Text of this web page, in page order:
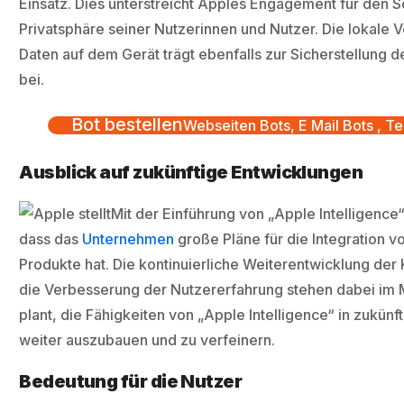
Einsatz. Dies unterstreicht Apples Engagement für den
Privatsphäre seiner Nutzerinnen und Nutzer. Die lokale
Daten auf dem Gerät trägt ebenfalls zur Sicherstellung
bei.
Bot bestellenWebseiten Bots, E Mail Bots ,
Ausblick auf zukünftige Entwicklungen
Mit der Einführung von „Apple
dass das Unternehmen große Pläne für die Integration
Produkte hat. Die kontinuierliche Weiterentwicklung der
die Verbesserung der Nutzererfahrung stehen dabei im
plant, die Fähigkeiten von „Apple Intelligence“ in
weiter auszubauen und zu verfeinern.
Bedeutung für die Nutzer